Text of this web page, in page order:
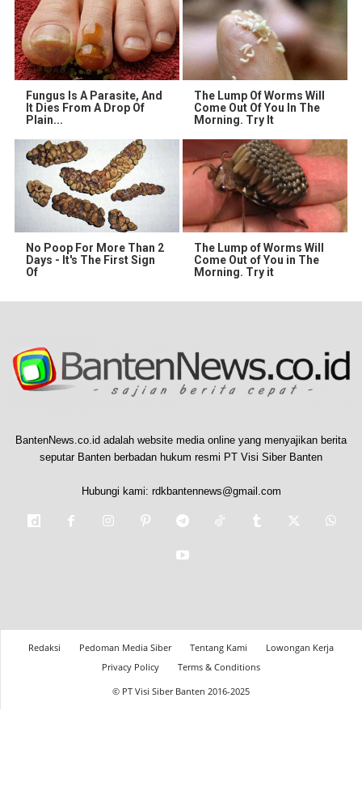
Fungus Is A Parasite, And
It Dies From A Drop Of
Plain...
The Lump Of Worms Will
Come Out Of You In The
Morning. Try It
No Poop For More Than 2
Days - It's The First Sign
Of
The Lump of Worms Will
Come Out of You in The
Morning. Try it
BantenNews.co.id adalah website media online yang menyajikan berita
seputar Banten berbadan hukum resmi PT Visi Siber Banten
Hubungi kami: rdkbantennews@gmail.com
Redaksi Pedoman Media Siber Tentang Kami
Lowongan Kerja
Privacy Policy
Terms & Conditions
© PT Visi Siber Banten 2016-2025